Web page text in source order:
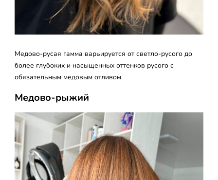
Медово-русая гамма варьируется от светло-русого до
более глубоких и насыщенных оттенков русого с
обязательным медовым отливом.
Медово-рыжий